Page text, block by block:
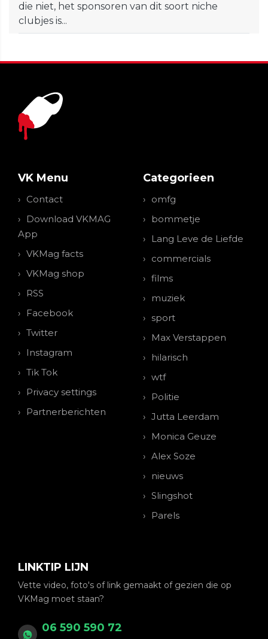
die niet, het sponsoren van dit soort niche
clubjes is...
VK Menu
Contact
Download VKMAG
App
VKMag facts
VKMag shop
RSS
Facebook
Twitter
Instagram
Tik Tok
Privacy settings
Partnerberichten
Categorieen
omfg
bommetje
Lang Leve de Liefde
commercials
films
muziek
sport
Max Verstappen
hilarisch
wtf
Politie
Jutta Leerdam
Monica Geuze
Alex Soze
nieuws
Slingshot
Parels
LINKTIP LIJN
Vette video, foto's of link gemaakt of gezien die op
VKMag moet staan?
06 590 590 72